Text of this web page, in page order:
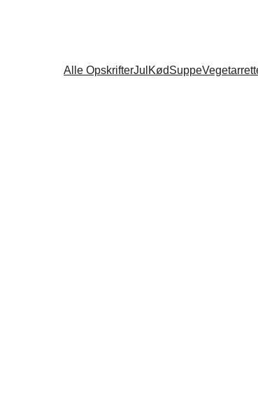
Alle OpskrifterJul KødSuppe